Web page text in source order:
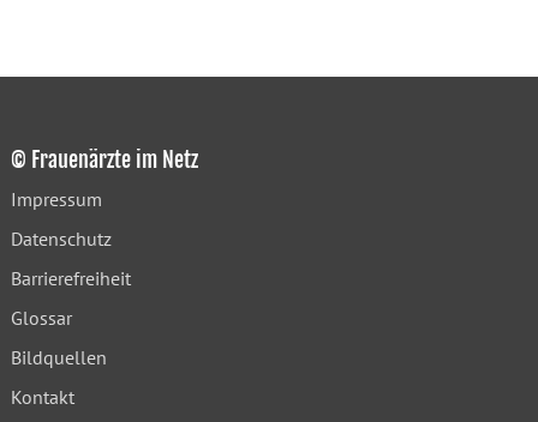
© Frauenärzte im Netz
Impressum
Datenschutz
Barrierefreiheit
Glossar
Bildquellen
Kontakt